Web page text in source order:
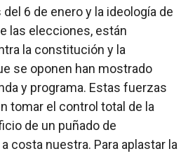
6 de enero y la ideología de
las elecciones, están
la constitución y la
se oponen han mostrado
y programa. Estas fuerzas
tomar el control total de la
de un puñado de
costa nuestra. Para aplastar la